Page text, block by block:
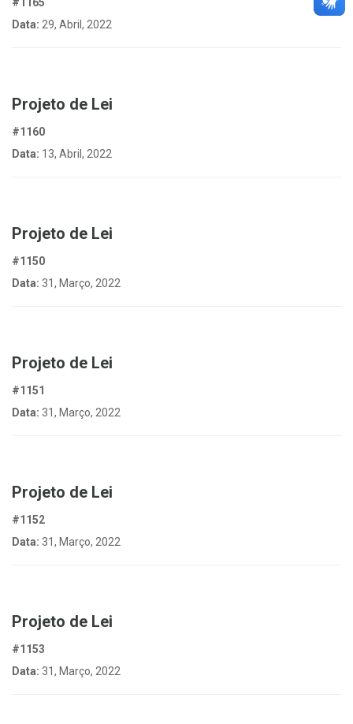
Data: 29, Abril, 2022
Projeto de Lei
#1160
Data: 13, Abril, 2022
Projeto de Lei
#1150
Data: 31, Março, 2022
Projeto de Lei
#1151
Data: 31, Março, 2022
Projeto de Lei
#1152
Data: 31, Março, 2022
Projeto de Lei
#1153
Data: 31, Março, 2022